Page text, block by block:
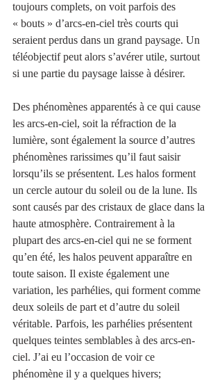
toujours complets, on voit parfois des
« bouts » d’arcs-en-ciel très courts qui
seraient perdus dans un grand paysage. Un
téléobjectif peut alors s’avérer utile, surtout
si une partie du paysage laisse à désirer.
Des phénomènes apparentés à ce qui cause
les arcs-en-ciel, soit la réfraction de la
lumière, sont également la source d’autres
phénomènes rarissimes qu’il faut saisir
lorsqu’ils se présentent. Les halos forment
un cercle autour du soleil ou de la lune. Ils
sont causés par des cristaux de glace dans la
haute atmosphère. Contrairement à la
plupart des arcs-en-ciel qui ne se forment
qu’en été, les halos peuvent apparaître en
toute saison. Il existe également une
variation, les parhélies, qui forment comme
deux soleils de part et d’autre du soleil
véritable. Parfois, les parhélies présentent
quelques teintes semblables à des arcs-en-
ciel. J’ai eu l’occasion de voir ce
phénomène il y a quelques hivers;